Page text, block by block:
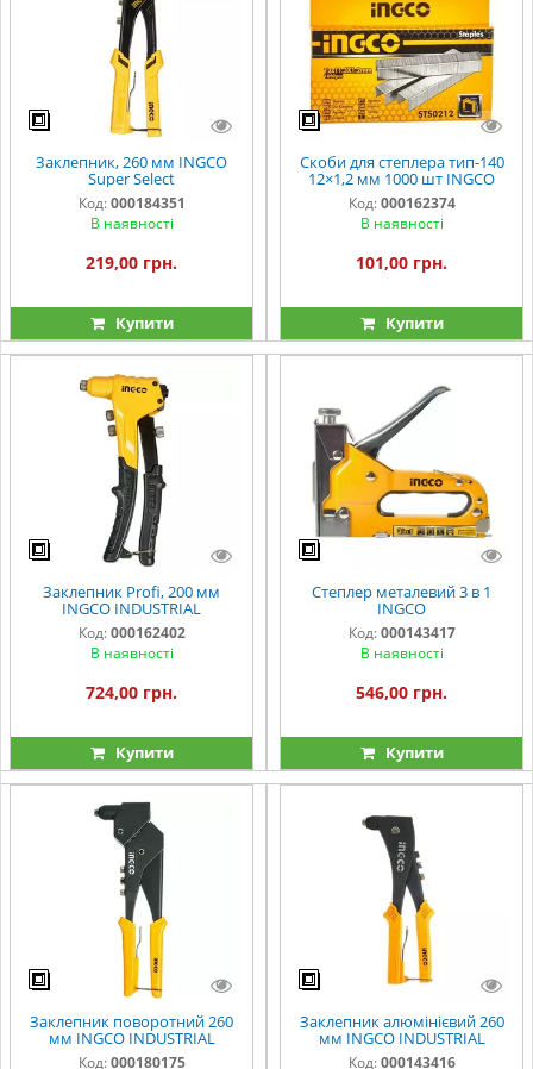
Заклепник, 260 мм INGCO
Super Select
Код: 000184351
В наявності
219,00 грн.
Купити
Скоби для степлера тип-140
12×1,2 мм 1000 шт INGCO
Код: 000162374
В наявності
101,00 грн.
Купити
Заклепник Profi, 200 мм
INGCO INDUSTRIAL
Код: 000162402
В наявності
724,00 грн.
Купити
Степлер металевий 3 в 1
INGCO
Код: 000143417
В наявності
546,00 грн.
Купити
Заклепник поворотний 260
мм INGCO INDUSTRIAL
Код: 000180175
Заклепник алюмінієвий 260
мм INGCO INDUSTRIAL
Код: 000143416